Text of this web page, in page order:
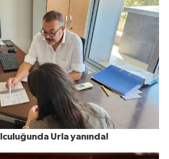
Urla yanında!